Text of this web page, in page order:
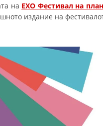
СОЦИЈАЛНО ХУМАНИТАРНА
И ДЕЈСТВО ПРИ
ТИМОВИ НА ООЦК ОХРИД
– ПОДГОТВЕНОСТ И ДЕЈСТВУВАЊЕ
ОДНОСИ СО ЈАВНОСТ
ИСТРАЖУВАЊЕ НА ЈАВНО МИСЛЕЊЕ
на ЕХО Фестивал на
издание на